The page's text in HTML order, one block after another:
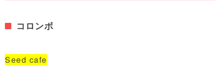
コロンボ
Seed cafe